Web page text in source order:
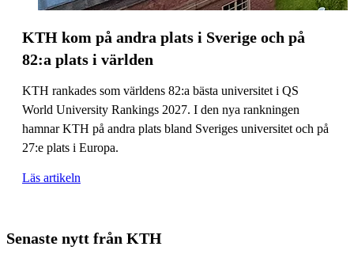
KTH kom på andra plats i Sverige och på
82:a plats i världen
KTH rankades som världens 82:a bästa universitet i QS
World University Rankings 2027. I den nya rankningen
hamnar KTH på andra plats bland Sveriges universitet och på
27:e plats i Europa.
Läs artikeln
Senaste nytt från KTH